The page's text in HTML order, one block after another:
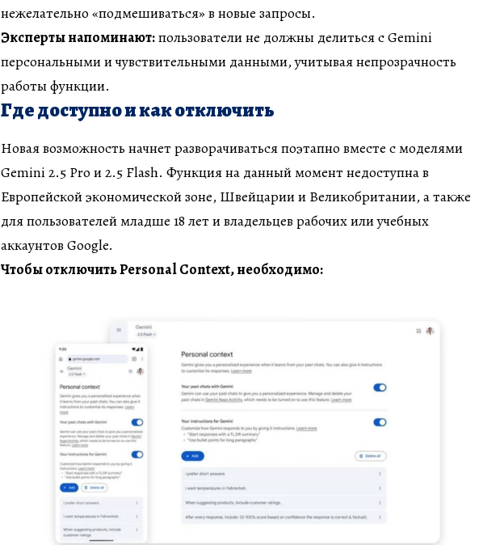
нежелательно «подмешиваться» в новые запросы.
Эксперты напоминают:пользователи не должны делиться с Gemini
персональными и чувствительными данными, учитывая непрозрачность
работы функции.
Где доступно и как отключить
Новая возможность начнет разворачиваться поэтапно вместе с моделями
Gemini 2.5 Pro и 2.5 Flash. Функция на данный момент недоступна в
Европейской экономической зоне, Швейцарии и Великобритании, а также
для пользователей младше 18 лет и владельцев рабочих или учебных
аккаунтов Google.
Чтобы отключить Personal Context, необходимо: